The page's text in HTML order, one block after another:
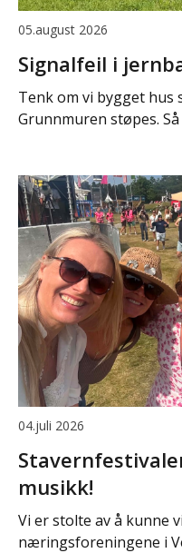
05.august 2026
Signalfeil i
Tenk om vi bygget hus
Grunnmuren støpes. Så
04.juli 2026
musikk!
Vi er stolte av å kunne
næringsforeningene i